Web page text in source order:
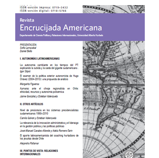
Barra
lateral
del
artículo